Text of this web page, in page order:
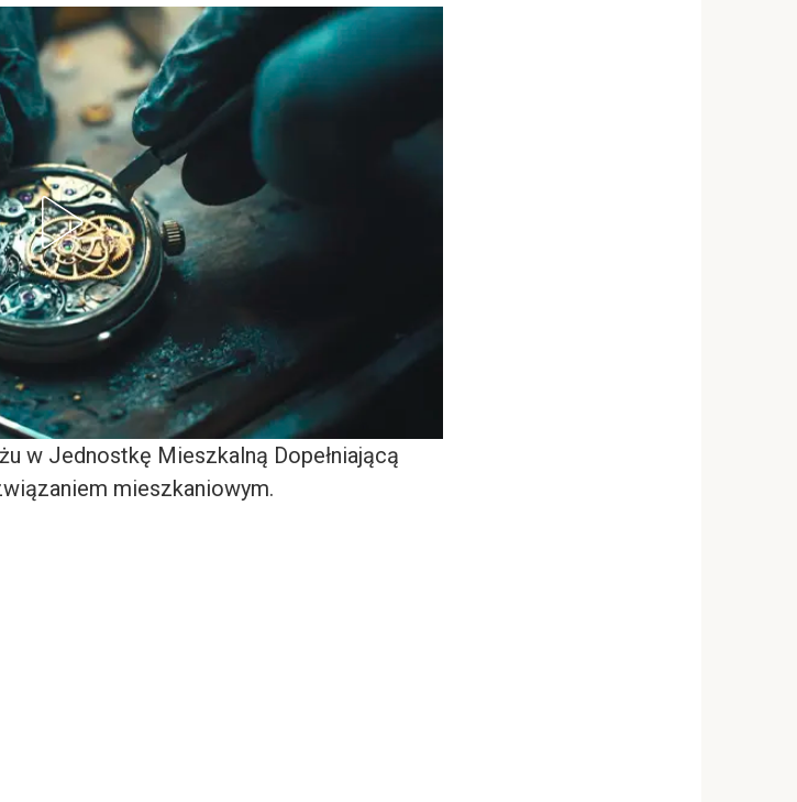
w Jednostkę Mieszkalną Dopełniającą
mieszkaniowym.